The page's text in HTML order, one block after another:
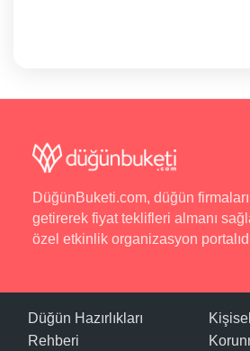
DüğünBuketi.com, düğün
getirerek fiyat teklifleri almanı
özel etkinlik organizasyon
Düğün Hazırlıkları
Rehberi